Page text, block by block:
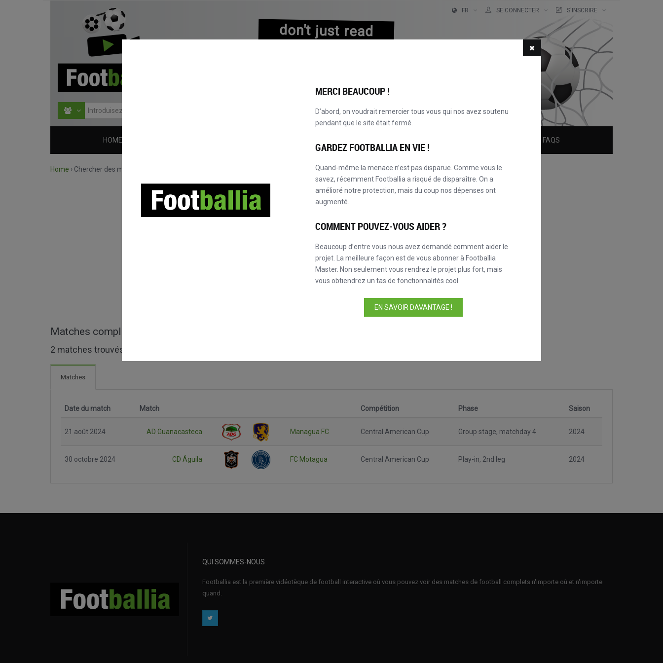
don't just read
FR SE CONNECTER S'INSCRIRE
HOME FAQS
Home › Chercher des match par compétition
Matches complets de Central American Cup
2 matches trouvés
Matches
Date du match Match Compétition Phase Saison
21 août 2024 AD Guanacasteca Managua FC Central American Cup Group stage, matchday 4 2024
30 octobre 2024 CD Águila FC Motagua Central American Cup Play-in, 2nd leg 2024
QUI SOMMES-NOUS
Footballia est la première vidéotèque de football interactive où vous pouvez voir des matches de football complets n'importe où et n'importe
quand.
MERCI BEAUCOUP !
D’abord, on voudrait remercier tous vous qui nos avez soutenu
pendant que le site était fermé.
GARDEZ FOOTBALLIA EN VIE !
Quand-même la menace n’est pas disparue. Comme vous le
savez, récemment Footballia a risqué de disparaître. On a
amélioré notre protection, mais du coup nos dépenses ont
augmenté.
COMMENT POUVEZ-VOUS AIDER ?
Beaucoup d’entre vous nous avez demandé comment aider le
projet. La meilleure façon est de vous abonner à Footballia
Master. Non seulement vous rendrez le projet plus fort, mais
vous obtiendrez un tas de fonctionnalités cool.
EN SAVOIR DAVANTAGE !